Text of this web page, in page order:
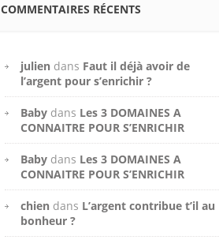
COMMENTAIRES RÉCENTS
julien dans Faut il déjà avoir de
l’argent pour s’enrichir ?
Baby dans Les 3 DOMAINES A
CONNAITRE POUR S’ENRICHIR
Baby dans Les 3 DOMAINES A
CONNAITRE POUR S’ENRICHIR
chien dans L’argent contribue t’il au
bonheur ?